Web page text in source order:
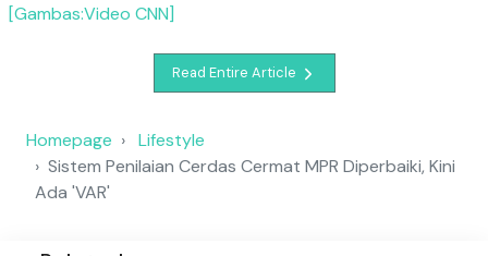
[Gambas:Video CNN]
Read Entire Article
Homepage
Lifestyle
Sistem Penilaian Cerdas Cermat MPR Diperbaiki, Kini
Ada 'VAR'